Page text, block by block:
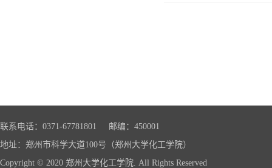
联系电话：0371-67781801 邮编：450001
地址：郑州市科学大道100号（郑州大学化工学院）
Copyright © 2020 郑州大学化工学院. All Rights Reserved